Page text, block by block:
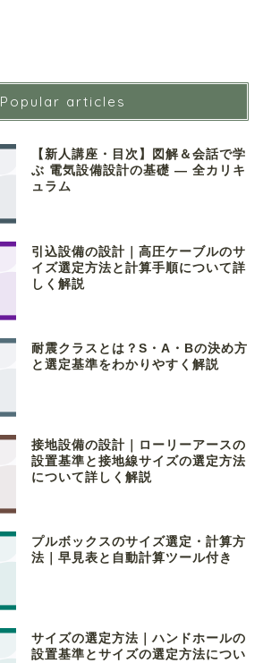
Popular articles
【新人講座・目次】図解＆会話で学
ぶ 電気設備設計の基礎 ― 全カリキ
ュラム
引込設備の設計｜高圧ケーブルのサ
イズ選定方法と計算手順について詳
しく解説
耐震クラスとは？S・A・Bの決め方
と選定基準をわかりやすく解説
接地設備の設計｜ローリーアースの
設置基準と接地線サイズの選定方法
について詳しく解説
プルボックスのサイズ選定・計算方
法｜早見表と自動計算ツール付き
サイズの選定方法｜ハンドホールの
設置基準とサイズの選定方法につい